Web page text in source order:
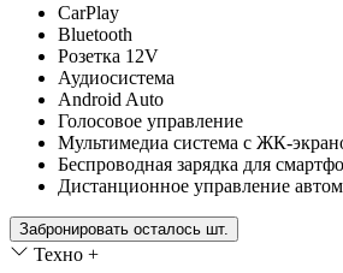
CarPlay
Bluetooth
Розетка 12V
Аудиосистема
Android Auto
Голосовое управление
Мультимедиа система с ЖК-
Беспроводная зарядка для
Дистанционное управление
Забронировать осталось шт.
Техно +